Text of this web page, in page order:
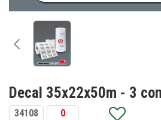
Decal 35x22x50m - 3
34108 0